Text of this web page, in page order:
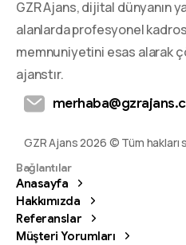
GZR Ajans, dijital dünyanın
alanlarda profesyonel
memnuniyetini esas alarak
ajanstır.
GZR Ajans 2026 © Tüm hakları
Bağlantılar
Anasayfa
Hakkımızda
Referanslar
Müşteri Yorumları